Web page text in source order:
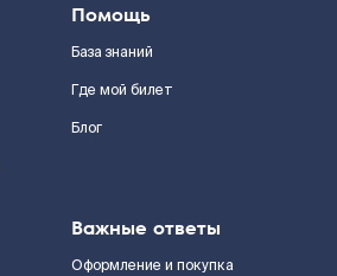
Помощь
База знаний
Где мой билет
Блог
Важные ответы
Оформление и покупка